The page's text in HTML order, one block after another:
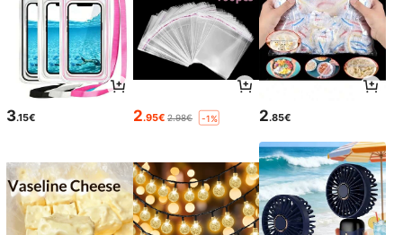
3.15€ 2.95€ 2.98€ -1% 2.85€